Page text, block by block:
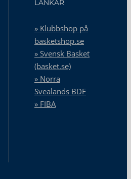
LÄNKAR
» Klubbshop på
basketshop.se
» Svensk Basket
(basket.se)
» Norra
Svealands BDF
» FIBA